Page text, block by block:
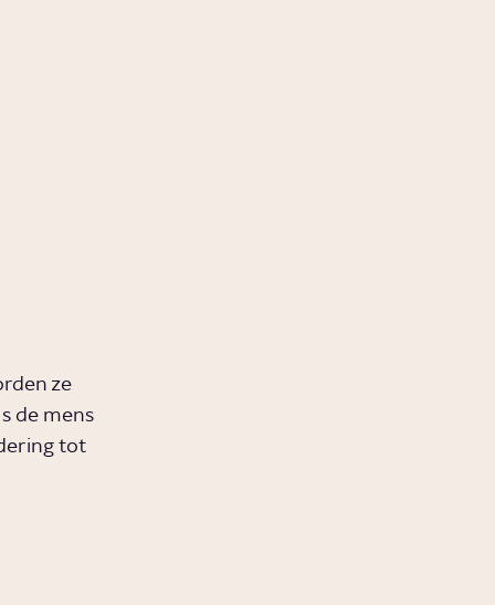
ze
de mens
tot